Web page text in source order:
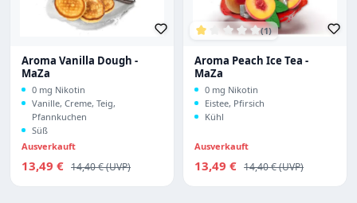
Aroma Vanilla Dough -
MaZa
0 mg Nikotin
Vanille, Creme, Teig,
Pfannkuchen
Süß
Ausverkauft
Verkaufspreis:
13,49 € Regulärer Preis:
14,40 €
(1)
Aroma Peach Ice Tea -
MaZa
0 mg Nikotin
Eistee, Pfirsich
Kühl
Ausverkauft
Verkaufspreis:
13,49 € Regulärer Preis:
14,40 €